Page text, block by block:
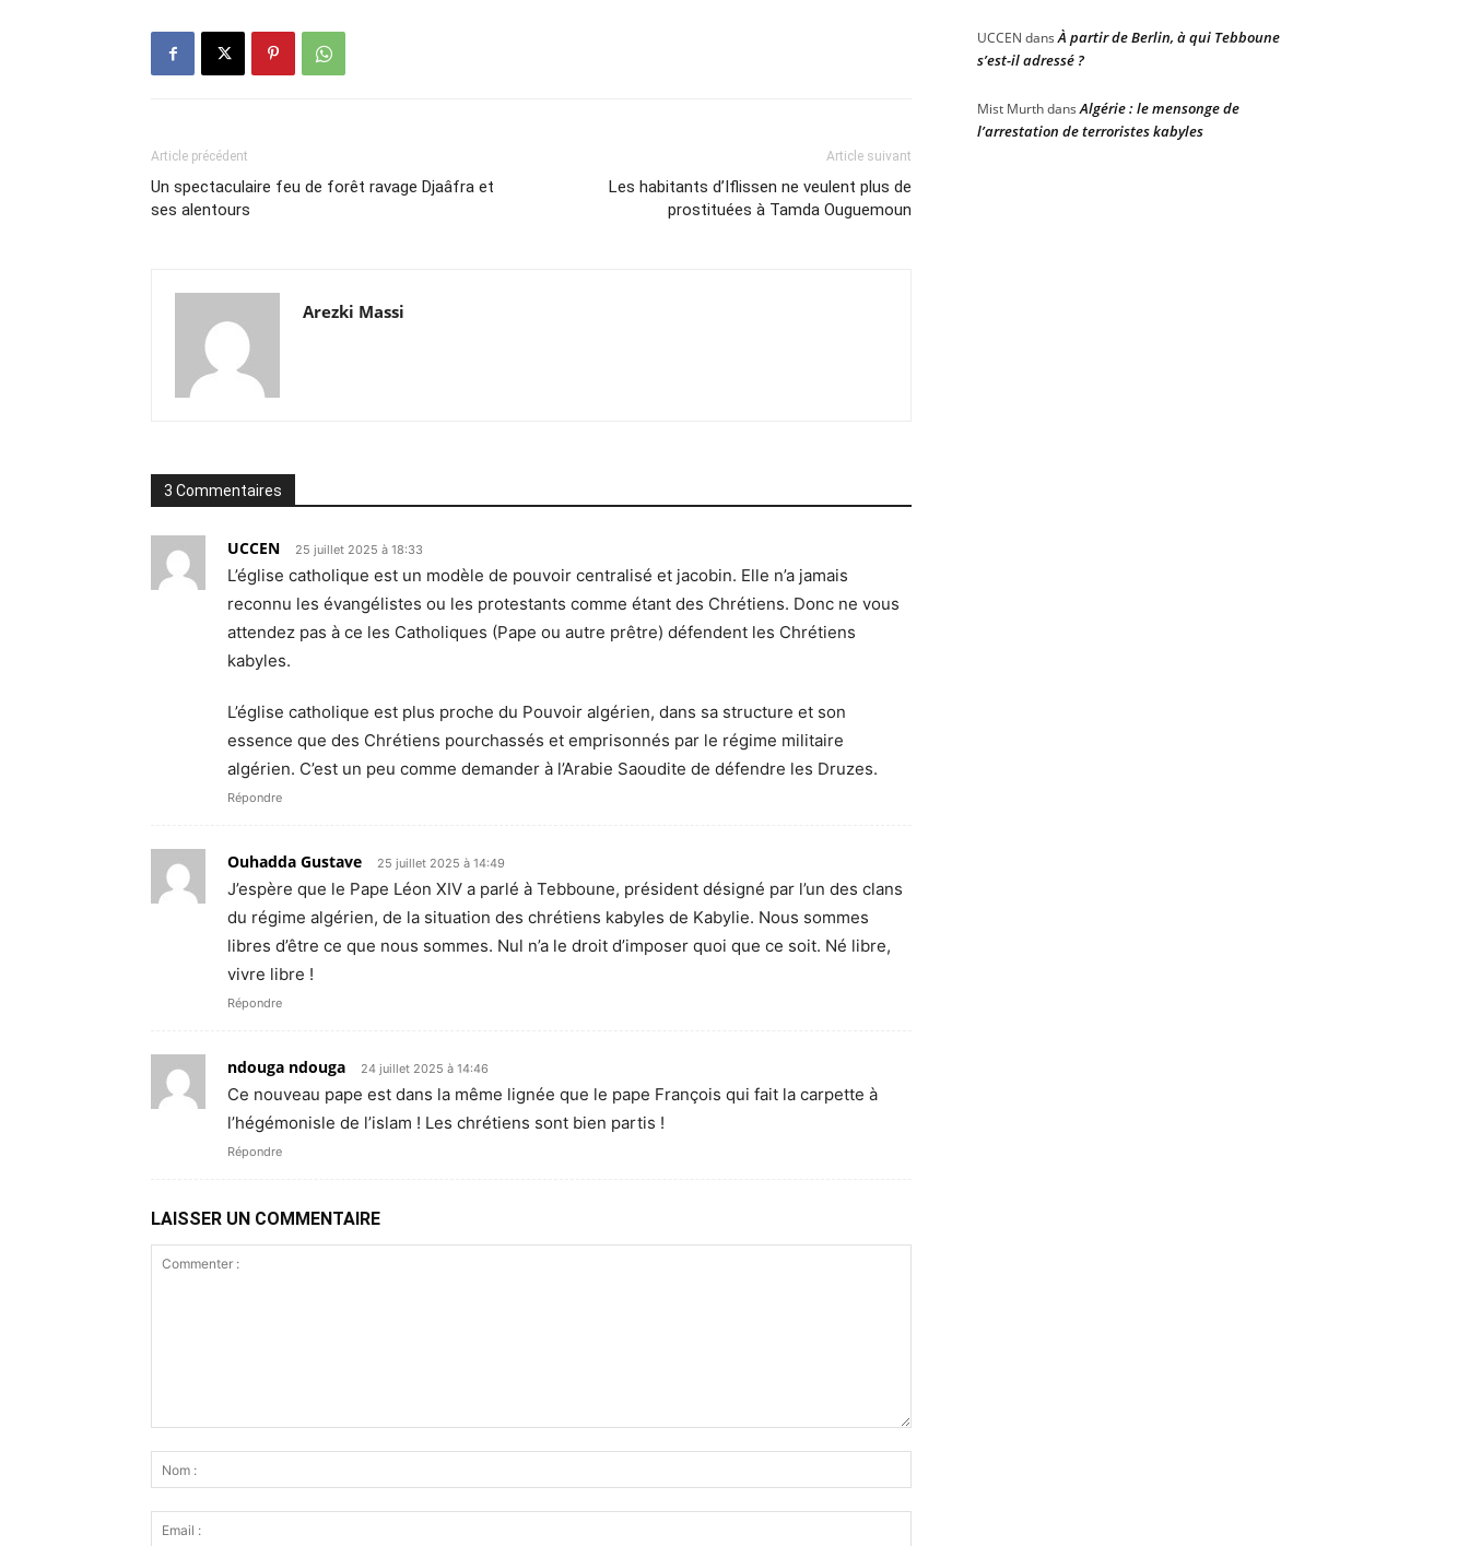
Article précédent
Un spectaculaire feu de forêt ravage Djaâfra et
ses alentours
Article suivant
Les habitants d’Iflissen ne veulent plus de
prostituées à Tamda Ouguemoun
Arezki Massi
3 Commentaires
UCCEN 25 juillet 2025 à 18:33
L’église catholique est un modèle de pouvoir centralisé et jacobin. Elle n’a jamais
reconnu les évangélistes ou les protestants comme étant des Chrétiens. Donc ne vous
attendez pas à ce les Catholiques (Pape ou autre prêtre) défendent les Chrétiens
kabyles.
L’église catholique est plus proche du Pouvoir algérien, dans sa structure et son
essence que des Chrétiens pourchassés et emprisonnés par le régime militaire
algérien. C’est un peu comme demander à l’Arabie Saoudite de défendre les Druzes.
Répondre
Ouhadda Gustave 25 juillet 2025 à 14:49
J’espère que le Pape Léon XIV a parlé à Tebboune, président désigné par l’un des clans
du régime algérien, de la situation des chrétiens kabyles de Kabylie. Nous sommes
libres d’être ce que nous sommes. Nul n’a le droit d’imposer quoi que ce soit. Né libre,
vivre libre !
Répondre
ndouga ndouga 24 juillet 2025 à 14:46
Ce nouveau pape est dans la même lignée que le pape François qui fait la carpette à
l’hégémonisle de l’islam ! Les chrétiens sont bien partis !
Répondre
LAISSER UN COMMENTAIRE
UCCEN dansÀ partir de Berlin, à qui Tebboune
s’est-il adressé ?
Mist MurthdansAlgérie : le mensonge de
l’arrestation de terroristes kabyles